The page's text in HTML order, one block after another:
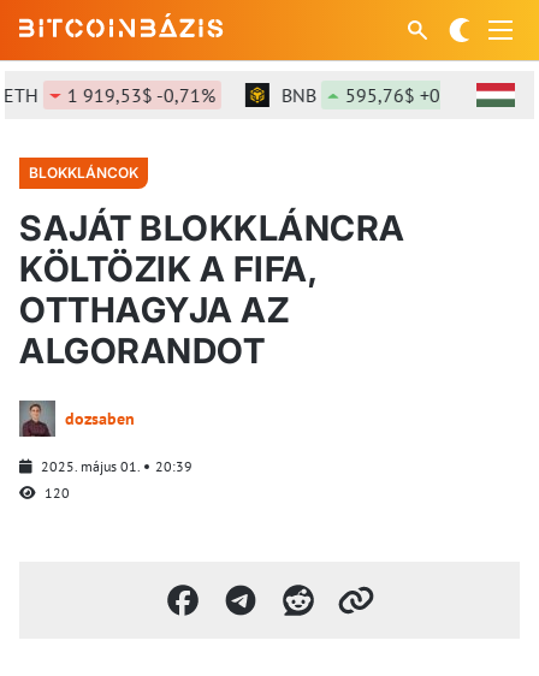
1 919,53$ -0,71% BNB 595,76$ +0,56%
BLOKKLÁNCOK
SAJÁT BLOKKLÁNCRA
KÖLTÖZIK A FIFA,
OTTHAGYJA AZ
ALGORANDOT
dozsaben
2025. május 01.
20:39
120